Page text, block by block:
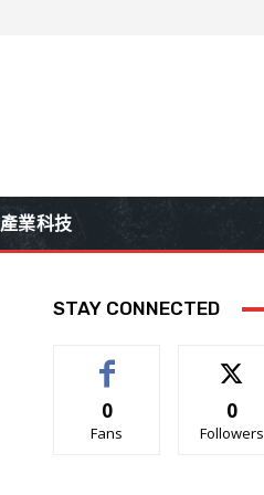
產業科技
STAY CONNECTED
0
Fans
0
Followers